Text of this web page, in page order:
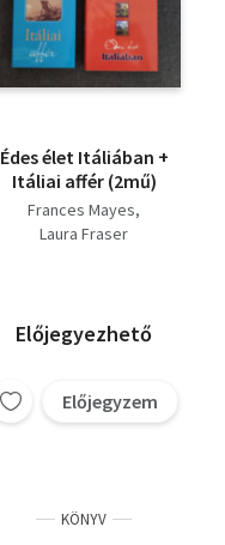
Édes élet Itáliában +
Itáliai affér (2mű)
Frances Mayes
Laura Fraser
Előjegyezhető
Előjegyzem
KÖNYV